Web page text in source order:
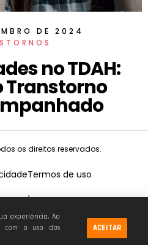
DE 2024
no TDAH:
Transtorno
os direitos reservados.
Termos de uso
0001-68
experiência. Ao
com o uso dos
ACEITAR